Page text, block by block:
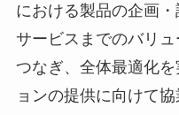
における製品の企画
サービスまでのバリ
つなぎ、全体最適化
ョンの提供に向けて